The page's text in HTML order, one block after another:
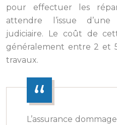
pour effectuer les
attendre l’issue
judiciaire. Le coût de
généralement entre 2 et
travaux.
L’assurance